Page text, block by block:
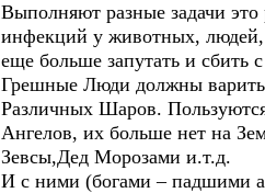
Выполняют разные задачи
инфекций у животных, людей,
еще больше запутать и сбить с
Грешные Люди должны
Различных Шаров.
Ангелов, их больше нет на
Зевсы,Дед Морозами и.т.д.
И с ними (богами – падшими